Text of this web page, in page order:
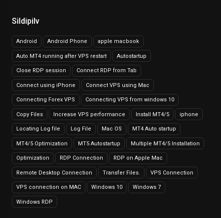
Sildipilv
Android Android Phone apple macbook
Auto MT4 running after VPS restart Autostartup
Close RDP session Connect RDP from Tab
Connect using iPhone Connect VPS using Mac
Connecting Forex VPS Connecting VPS from windows 10
Copy Files Increase VPS performance Install MT4/5 iphone
Locating Log file Log File Mac OS MT4 Auto startup
MT4/5 Optimization MT5 Autostartup Multiple MT4/5 Installation
Optimization RDP Connection RDP on Apple Mac
Remote Desktop Connection Transfer Files. VPS Connection
VPS connection on MAC Windows 10 Windows 7
Windows RDP